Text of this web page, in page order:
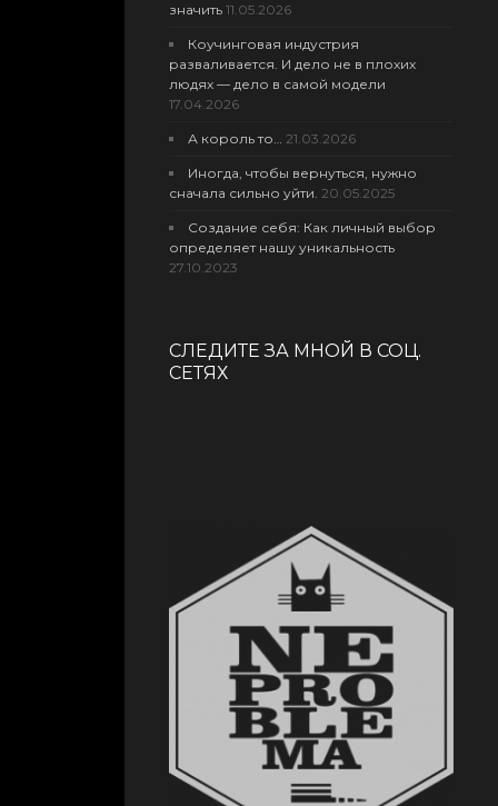
значить 11.05.2026
Коучинговая индустрия
разваливается. И дело не в плохих
людях — дело в самой модели
17.04.2026
А король то… 21.03.2026
Иногда, чтобы вернуться, нужно
сначала сильно уйти. 20.05.2025
Создание себя: Как личный выбор
определяет нашу уникальность
27.10.2023
СЛЕДИТЕ ЗА МНОЙ В СОЦ.
СЕТЯХ